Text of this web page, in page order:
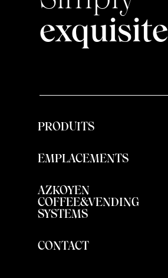
exquisite
PRODUITS
EMPLACEMENTS
AZKOYEN
COFFEE&VENDING
SYSTEMS
CONTACT